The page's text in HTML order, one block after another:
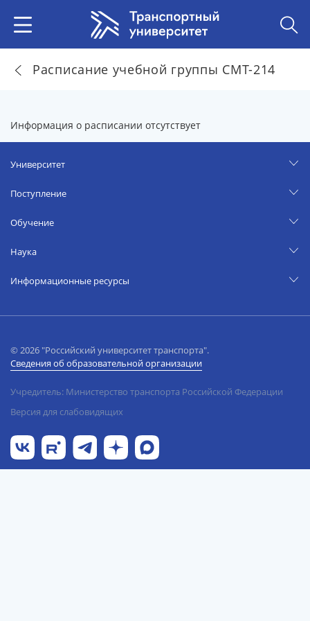
Расписание учебной группы СМТ-214
Информация о расписании отсутствует
Университет
Поступление
Обучение
Наука
Информационные ресурсы
© 2026 "Российский университет транспорта".
Сведения об образовательной организации
Учредитель: Министерство транспорта Российской Федерации
Версия для слабовидящих